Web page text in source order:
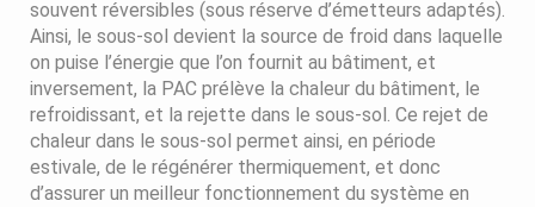
souvent réversibles (sous réserve d’émetteurs adaptés).
Ainsi, le sous-sol devient la source de froid dans laquelle
on puise l’énergie que l’on fournit au bâtiment, et
inversement, la PAC prélève la chaleur du bâtiment, le
refroidissant, et la rejette dans le sous-sol. Ce rejet de
chaleur dans le sous-sol permet ainsi, en période
estivale, de le régénérer thermiquement, et donc
d’assurer un meilleur fonctionnement du système en